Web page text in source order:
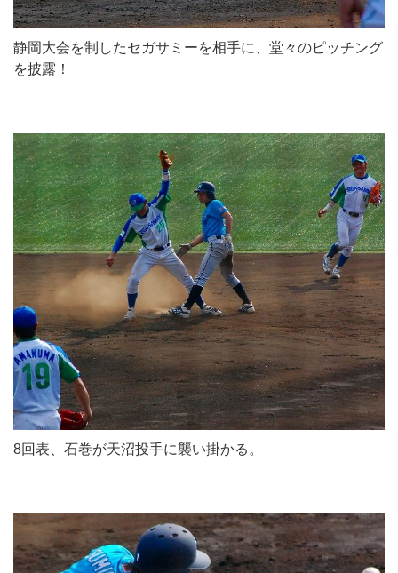
静岡大会を制したセガサミーを相手に、堂々のピッチング
を披露！
8回表、石巻が天沼投手に襲い掛かる。